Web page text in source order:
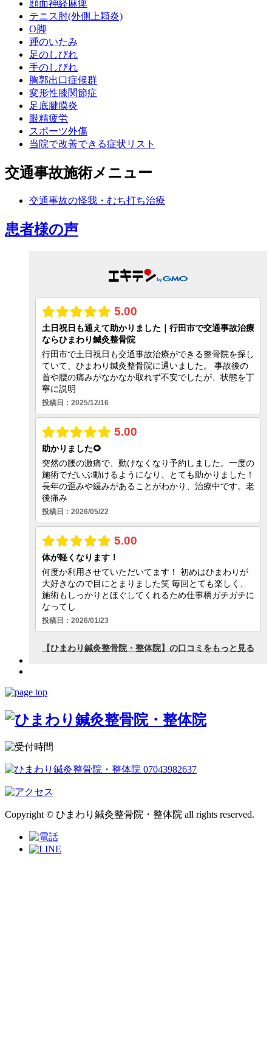
顔面神経麻痺
テニス肘(外側上顆炎)
O脚
踵のいたみ
足のしびれ
手のしびれ
胸郭出口症候群
変形性膝関節症
足底腱膜炎
眼精疲労
スポーツ外傷
当院で改善できる症状リスト
交通事故施術メニュー
交通事故の怪我・むち打ち治療
患者様の声
Copyright © ひまわり鍼灸整骨院・整体院 all rights reserved.